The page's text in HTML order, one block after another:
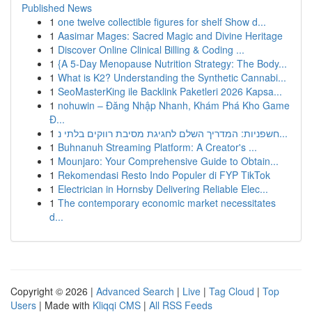
Published News
1 one twelve collectible figures for shelf Show d...
1 Aasimar Mages: Sacred Magic and Divine Heritage
1 Discover Online Clinical Billing & Coding ...
1 {A 5-Day Menopause Nutrition Strategy: The Body...
1 What is K2? Understanding the Synthetic Cannabi...
1 SeoMasterKing ile Backlink Paketleri 2026 Kapsa...
1 nohuwin – Đăng Nhập Nhanh, Khám Phá Kho Game
Đ...
1
חשפניות: המדריך השלם לחגיגת מסיבת רווקים בלתי נ...
1 Buhnanuh Streaming Platform: A Creator's ...
1 Mounjaro: Your Comprehensive Guide to Obtain...
1 Rekomendasi Resto Indo Populer di FYP TikTok
1 Electrician in Hornsby Delivering Reliable Elec...
1 The contemporary economic market necessitates
d...
Copyright © 2026 | Advanced Search | Live | Tag Cloud | Top
Users | Made with Kliqqi CMS | All RSS Feeds